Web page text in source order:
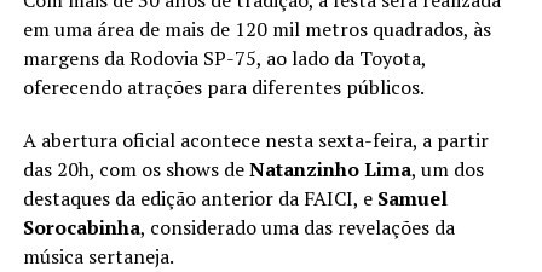
em uma área de mais de 120 mil metros quadrados, às
margens da Rodovia SP-75, ao lado da Toyota,
oferecendo atrações para diferentes públicos.
A abertura oficial acontece nesta sexta-feira, a partir
das 20h, com os shows deNatanzinho Lima, um dos
destaques da edição anterior da FAICI, e Samuel
Sorocabinha, considerado uma das revelações da
música sertaneja.